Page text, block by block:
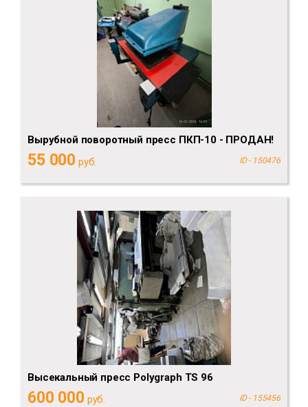
Вырубной поворотный пресс ПКП-10 - ПРОДАН!
55 000 руб. ID - 150476
Высекальный пресс Polygraph TS 96
600 000 руб. ID - 155456